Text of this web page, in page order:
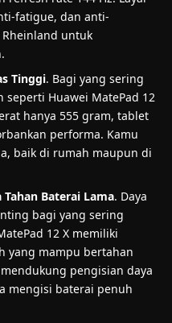
fatigue, dan anti-
untuk
Tinggi. Bagi yang sering
Huawei MatePad 12
hanya 555 gram, tablet
performa. Kamu
baik di rumah maupun di
Baterai Lama. Daya
bagi yang sering
12 X memiliki
yang mampu bertahan
pengisian daya
mengisi baterai penuh